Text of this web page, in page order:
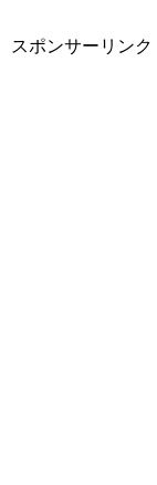
スポンサーリンク